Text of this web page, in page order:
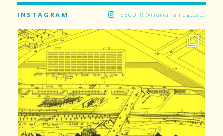
INSTAGRAM SEGUIR @marianamagcosta